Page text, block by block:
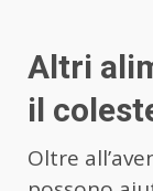
Altri
il
Oltre